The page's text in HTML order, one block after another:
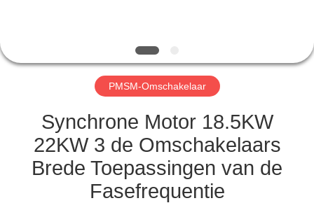
CONTACT
ONS
VERZOEK
PMSM-Omschakelaar
Synchrone Motor 18.5KW
22KW 3 de Omschakelaars
Brede Toepassingen van de
Fasefrequentie